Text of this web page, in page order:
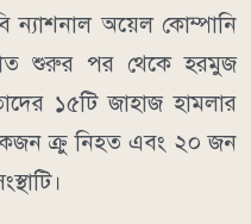
ন্যাশনাল অয়েল কোম্পানি
শুরুর পর থেকে হরমুজ
১৫টি জাহাজ হামলার
ক্রু নিহত এবং ২০ জন